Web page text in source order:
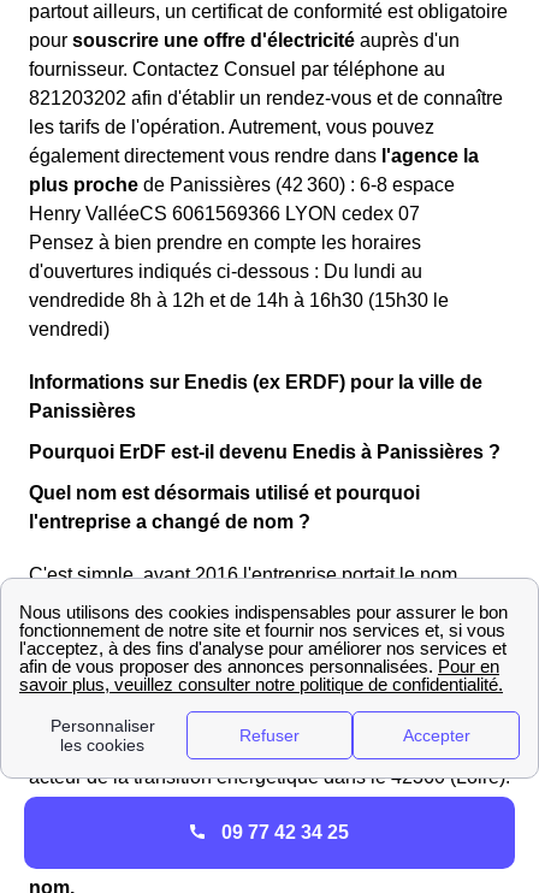
partout ailleurs, un certificat de conformité est obligatoire
pour souscrire une offre d'électricité auprès d'un
fournisseur. Contactez Consuel par téléphone au
821203202 afin d'établir un rendez-vous et de connaître
les tarifs de l'opération. Autrement, vous pouvez
également directement vous rendre dans l'agence la
plus proche de Panissières (42 360) : 6-8 espace
Henry ValléeCS 6061569366 LYON cedex 07
Pensez à bien prendre en compte les horaires
d'ouvertures indiqués ci-dessous : Du lundi au
vendredide 8h à 12h et de 14h à 16h30 (15h30 le
vendredi)
Informations sur Enedis (ex ERDF) pour la ville de
Panissières
Pourquoi ErDF est-il devenu Enedis à Panissières ?
Quel nom est désormais utilisé et pourquoi
l'entreprise a changé de nom ?
C'est simple, avant 2016 l'entreprise portait le nom
d'ERDF et depuis celle-ci a changé de nom pour
devenir Enedis. Par cela, Enedis (ex-ErDF) souhaite se
renouveler et rajeunir son image. En effet, subtile
combinaison des mots "énergie" et "distribution", Enedis
prend avec son nouveau nom, un nouveau départ, se
démarquant d'EDF pour se placer comme un nouvel
acteur de la transition énergétique dans le 42360 (Loire).
Pour les consommateurs de Panissières (42360),
nom.
09 77 42 34 25